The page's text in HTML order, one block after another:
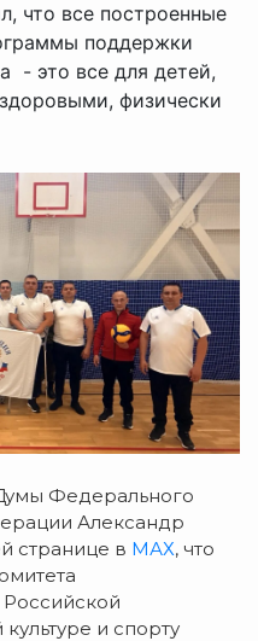
что все построенные
поддержки
- это все для детей,
физически
Федерального
Александр
странице в МАХ, что
и спорту